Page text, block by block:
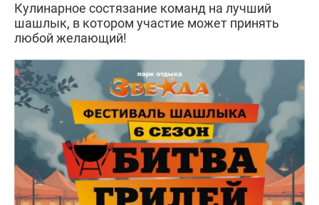
Кулинарное состязание команд на лучший
шашлык, в котором участие может принять
любой желающий!